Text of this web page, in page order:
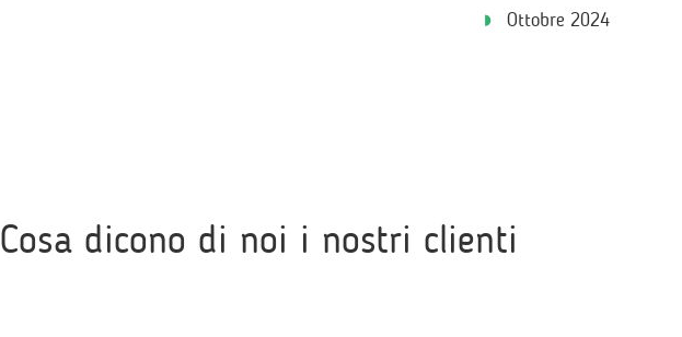
Ottobre 2024
Cosa dicono di noi i nostri clienti